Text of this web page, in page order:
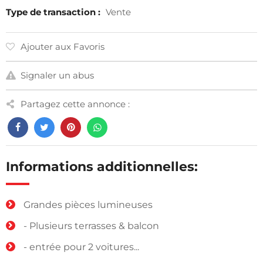
Type de transaction : Vente
Ajouter aux Favoris
Signaler un abus
Partagez cette annonce :
Informations additionnelles:
Grandes pièces lumineuses
- Plusieurs terrasses & balcon
- entrée pour 2 voitures...